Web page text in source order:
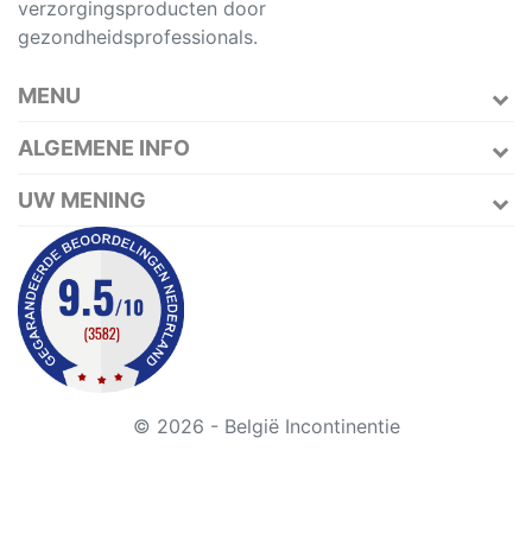
verzorgingsproducten door
gezondheidsprofessionals.
MENU
ALGEMENE INFO
UW MENING
© 2026 - België Incontinentie